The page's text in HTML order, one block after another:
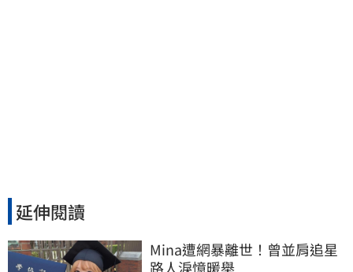
延伸閱讀
Mina遭網暴離世！曾並肩追星
路人淚憶暖舉